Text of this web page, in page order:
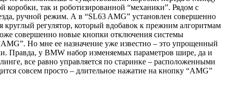
коробки, так и роботизированной “механики”. Рядом с
ручной режим. А в “SL63 AMG” установлен совершенно
регулятор, который вдобавок к прежним алгоритмам
совершенно новые кнопки отключения системы
Но мне ее назначение уже известно – это упрощенный
Правда, у BMW набор изменяемых параметров шире, да и
все равно управляется по старинке – расположенными
совсем просто – длительное нажатие на кнопку “AMG”